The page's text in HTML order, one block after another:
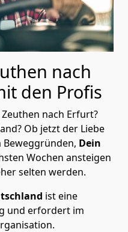
nach
den Profis
nach Erfurt?
Ob jetzt der Liebe
Dein
Wochen ansteigen
selten werden.
ist eine
und erfordert im